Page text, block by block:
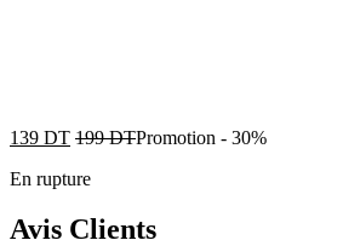
139 DT 199DTPromotion - 30%
En rupture
Avis Clients